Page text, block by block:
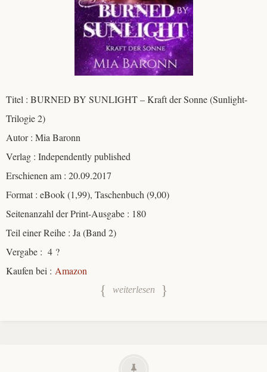
Titel : BURNED BY SUNLIGHT – Kraft der Sonne (Sunlight-
Trilogie 2)
Autor : Mia Baronn
Verlag : Independently published
Erschienen am : 20.09.2017
Format : eBook (1,99), Taschenbuch (9,00)
Seitenanzahl der Print-Ausgabe : 180
Teil einer Reihe : Ja (Band 2)
Vergabe : 4 ?
Kaufen bei : Amazon
weiterlesen